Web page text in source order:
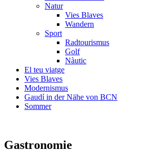
Natur
Vies Blaves
Wandern
Sport
Radtourismus
Golf
Nàutic
El teu viatge
Vies Blaves
Modernismus
Gaudí in der Nähe von BCN
Sommer
Gastronomie